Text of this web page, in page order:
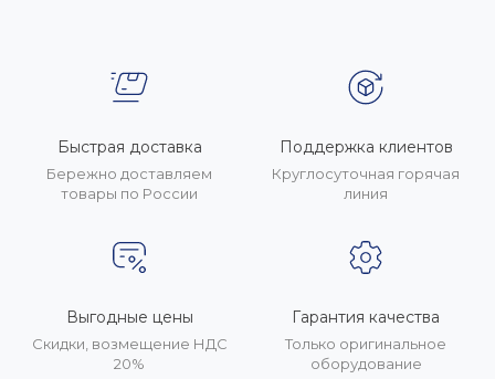
Быстрая доставка
Бережно доставляем
товары по России
Поддержка клиентов
Круглосуточная горячая
линия
Выгодные цены
Скидки, возмещение НДС
20%
Гарантия качества
Только оригинальное
оборудование